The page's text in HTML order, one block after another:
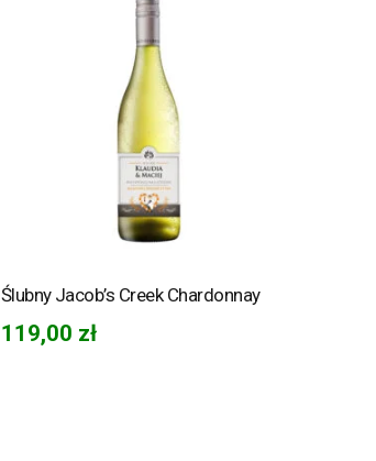
Ślubny Jacob’s Creek Chardonnay
119,00 zł